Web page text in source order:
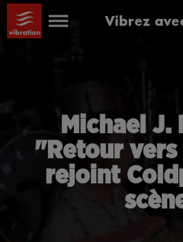
Vibrez
Michael J.
"Retour
rejoint